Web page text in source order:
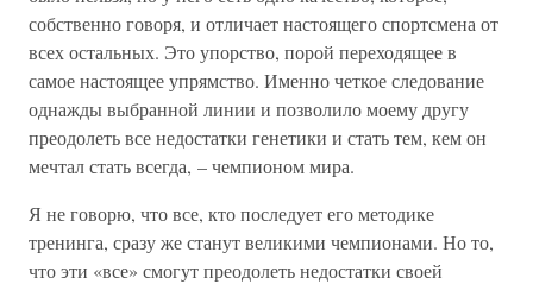
собственно говоря, и отличает настоящего спортсмена от
всех остальных. Это упорство, порой переходящее в
самое настоящее упрямство. Именно четкое следование
однажды выбранной линии и позволило моему другу
преодолеть все недостатки генетики и стать тем, кем он
мечтал стать всегда, – чемпионом мира.
Я не говорю, что все, кто последует его методике
тренинга, сразу же станут великими чемпионами. Но то,
что эти «все» смогут преодолеть недостатки своей